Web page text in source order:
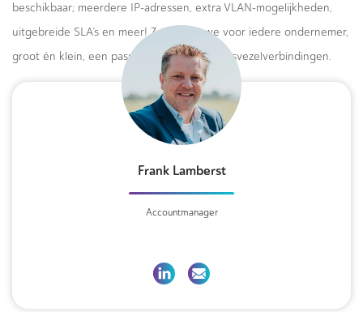
beschikbaar; meerdere IP-adressen, extra VLAN-mogelijkheden,
uitgebreide SLA’s en meer! Zo bieden we voor iedere ondernemer,
groot én klein, een passend aanbod van glasvezelverbindingen.
Frank Lamberst
Accountmanager